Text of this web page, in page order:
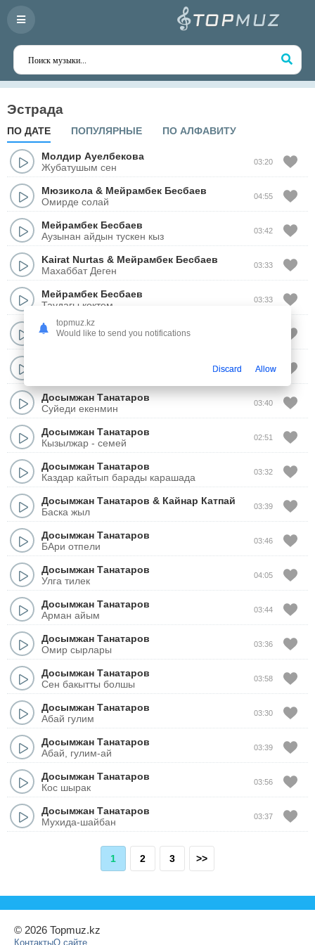
Эстрада
ПО ДАТЕ ПОПУЛЯРНЫЕ ПО АЛФАВИТУ
Молдир Ауелбекова
Жубатушым сен
03:20
Мюзикола & Мейрамбек Бесбаев
Омирде солай
04:55
Мейрамбек Бесбаев
Аузынан айдын тускен кыз
03:42
Kairat Nurtas & Мейрамбек Бесбаев
Махаббат Деген
03:33
Мейрамбек Бесбаев
Таудагы коктем
03:33
Сандугаш Стамгазиева&
Мейрамбек Бесбаев
Сен болмасан
04:10
Досымжан Танатаров
Суйеди екенмин
03:40
Досымжан Танатаров
Кызылжар - семей
02:51
Досымжан Танатаров
Каздар кайтып барады карашада
03:32
Досымжан Танатаров & Кайнар Катпай
Баска жыл
03:39
Досымжан Танатаров
БАри отпели
03:46
Досымжан Танатаров
Улга тилек
04:05
Досымжан Танатаров
Арман айым
03:44
Досымжан Танатаров
Омир сырлары
03:36
Досымжан Танатаров
Сен бакытты болшы
03:58
Досымжан Танатаров
Абай гулим
03:30
Досымжан Танатаров
Абай, гулим-ай
03:39
Досымжан Танатаров
Кос шырак
03:56
Досымжан Танатаров
Мухида-шайбан
03:37
1 2 3 >>
© 2026 Topmuz.kz
КонтактыО сайте
topmuz.kz
Would like to send you notifications
Discard Allow